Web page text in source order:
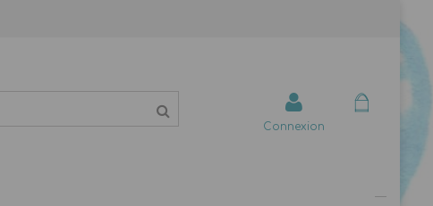
Connexion